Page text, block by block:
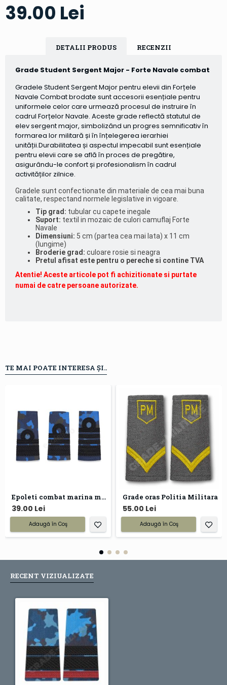
39.00 Lei
DETALII PRODUS RECENZII
Grade Student Sergent Major - Forte Navale combat
Gradele Student Sergent Major pentru elevii din Forțele
Navale Combat brodate sunt accesorii esențiale pentru
uniformele celor care urmează procesul de instruire în
cadrul Forțelor Navale. Aceste grade reflectă statutul de
elev sergent major, simbolizând un progres semnificativ în
formarea lor militară și în înțelegerea ierarhiei
unității.Durabilitatea și aspectul impecabil sunt esențiale
pentru elevii care se află în proces de pregătire,
asigurându-le confort și profesionalism în cadrul
activităților zilnice.
Gradele sunt confectionate din materiale de cea mai buna
calitate, respectand normele legislative in vigoare.
Tip grad: tubular cu capete inegale
Suport: textil in mozaic de culori camuflaj Forte
Navale
Dimensiuni: 5 cm (partea cea mai lata) x 11 cm
(lungime)
Broderie grad: culoare rosie si neagra
Pretul afisat este pentru o pereche si contine TVA
Atentie! Aceste articole pot fi achizitionate si purtate
numai de catre persoane autorizate.
TE MAI POATE INTERESA ȘI..
Epoleti combat marina militara
39.00 Lei
Adaugă în Coş
Grade oras Politia Militara
55.00 Lei
Adaugă în Coş
RECENT VIZIUALIZATE